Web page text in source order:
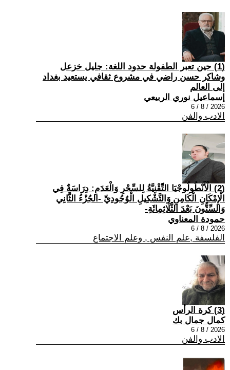
(1) حين تعبر الطفولة حدود اللغة: جليل خزعل
وشاكر حسن راضي في مشروع ثقافي يستعيد بغداد
إلى العالم
إسماعيل نوري الربيعي
2026 / 8 / 6
الادب والفن
(2) الْأَنْطُولُوجْيَا التِّقْنِيَّةُ لِلسِّحْرِ وَالْعَدَمِ: دِرَاسَةٌ فِي
الْإِمْكَانِ الْكَامِنِ وَالتَّشْكِيلِ الْوُجُودِيِّ -الجُزْءُ الثَّانِي
وَالسِّتُّونَ بَعْدَ الثَّلَاثِمِائَةِ-
حمودة المعناوي
2026 / 8 / 6
الفلسفة ,علم النفس , وعلم الاجتماع
(3) كرة الرأس
كمال جمال بك
2026 / 8 / 6
الادب والفن